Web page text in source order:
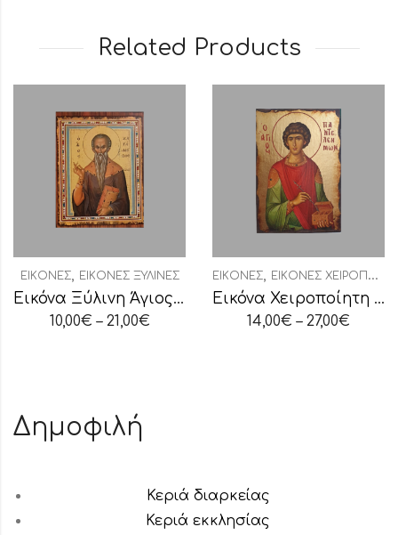
Related Products
ΕΙΚΌΝΕΣ, ΕΙΚΌΝΕΣ ΞΎΛΙΝΕΣ
Εικόνα Ξύλινη Άγιος Χαράλαμπος
10,00€ – 21,00€
ΕΙΚΌΝΕΣ, ΕΙΚΌΝΕΣ ΧΕΙΡΟΠΟΊΗΤΕΣ
Εικόνα Χειροποίητη “Άγιος Παντελεήμων”
14,00€ – 27,00€
Δημοφιλή
Κεριά διαρκείας
Κεριά εκκλησίας